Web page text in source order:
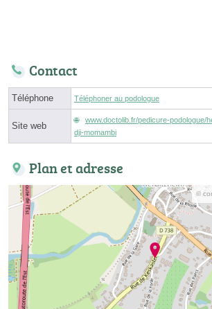
Contact
Téléphone Téléphoner au podologue
Site web
www.doctolib.fr/pedicure-podologue/
dji-momambi
Plan et adresse
©